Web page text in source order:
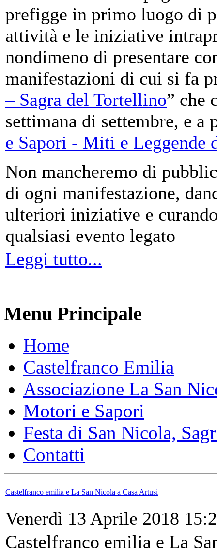
prefigge in primo luogo di
attività e le iniziative
nondimeno di presentare
manifestazioni di cui si fa
– Sagra del Tortellino” che
settimana di settembre, e a
e Sapori - Miti e Leggende
Non mancheremo di
di ogni manifestazione,
ulteriori iniziative e
qualsiasi evento legato
Leggi tutto...
Menu Principale
Home
Castelfranco Emilia
Associazione La San
Motori e Sapori
Festa di San Nicola,
Contatti
Castelfranco emilia e La San Nicola a Casa Artusi
Venerdì 13 Aprile 2018
Castelfranco emilia e La